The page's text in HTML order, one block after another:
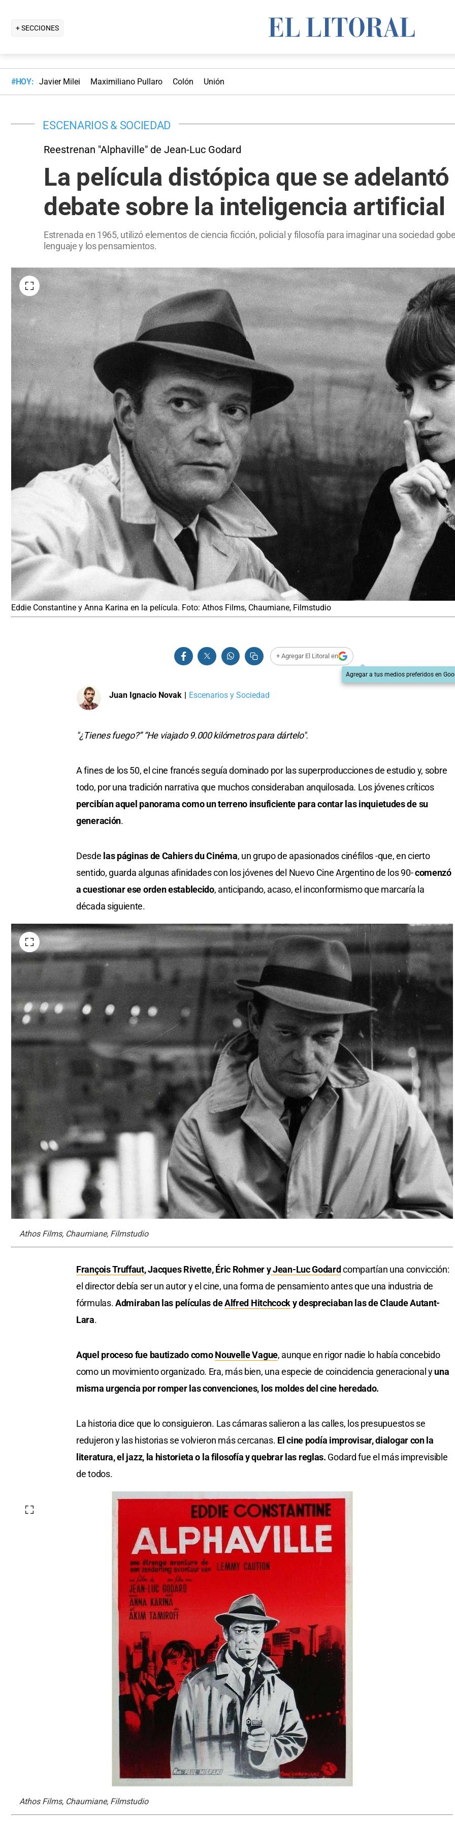
+ SECCIONES
#HOY: Javier Milei Maximiliano Pullaro Colón Unión
ESCENARIOS & SOCIEDAD
Reestrenan "Alphaville" de Jean-Luc Godard
La película distópica que se
debate sobre la inteligencia artificial
Estrenada en 1965, utilizó elementos de ciencia ficción, policial y filosofía para imaginar una sociedad
lenguaje y los pensamientos.
Eddie Constantine y Anna Karina en la película. Foto: Athos Films, Chaumiane, Filmstudio
+ Agregar El Litoral en
Agregar a tus medios preferidos en
Juan Ignacio Novak | Escenarios y Sociedad
"¿Tienes fuego?” “He viajado 9.000 kilómetros para dártelo".
A fines de los 50, el cine francés seguía dominado por las superproducciones de estudio y, sobre
todo, por una tradición narrativa que muchos consideraban anquilosada. Los jóvenes críticos
percibían aquel panorama como un terreno insuficiente para contar las inquietudes de su
generación.
Desde las páginas de Cahiers du Cinéma, un grupo de apasionados cinéfilos -que, en cierto
sentido, guarda algunas afinidades con los jóvenes del Nuevo Cine Argentino de los 90-comenzó
a cuestionar ese orden establecido, anticipando, acaso, el inconformismo que marcaría la
década siguiente.
Athos Films, Chaumiane, Filmstudio
François Truffaut, Jacques Rivette, Éric Rohmer yJean-Luc Godard compartían una convicción:
el director debía ser un autor y el cine, una forma de pensamiento antes que una industria de
fórmulas.Admiraban las películas deAlfred Hitchcocky despreciaban las de Claude Autant-
Lara.
Aquel proceso fue bautizado comoNouvelle Vague, aunque en rigor nadie lo había concebido
como un movimiento organizado. Era, más bien, una especie de coincidencia generacional yuna
misma urgencia por romper las convenciones, los moldes del cine heredado.
La historia dice que lo consiguieron. Las cámaras salieron a las calles, los presupuestos se
redujeron y las historias se volvieron más cercanas. El cine podía improvisar, dialogar con la
literatura, el jazz, la historieta o la filosofía y quebrar las reglas. Godard fue el más imprevisible
de todos.
Athos Films, Chaumiane, Filmstudio